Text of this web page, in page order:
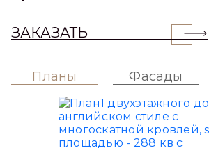
ЗАКАЗАТЬ
Планы Фасады